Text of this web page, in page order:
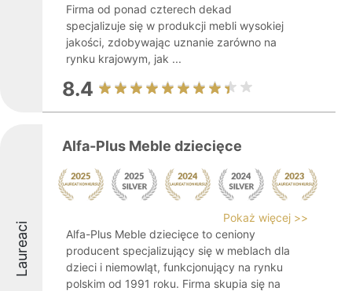
Firma od ponad czterech dekad
specjalizuje się w produkcji mebli wysokiej
jakości, zdobywając uznanie zarówno na
rynku krajowym, jak ...
8.4
Laureaci
Alfa-Plus Meble dziecięce
Pokaż więcej >>
Alfa-Plus Meble dziecięce to ceniony
producent specjalizujący się w meblach dla
dzieci i niemowląt, funkcjonujący na rynku
polskim od 1991 roku. Firma skupia się na